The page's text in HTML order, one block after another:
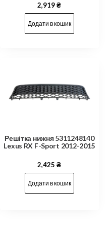
2,919₴
Додати в кошик
Решітка нижня 5311248140
Lexus RX F-Sport 2012-2015
2,425₴
Додати в кошик